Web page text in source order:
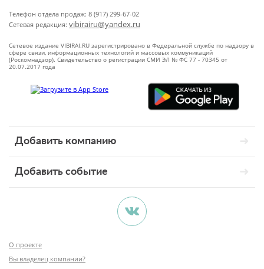
Телефон отдела продаж: 8 (917) 299-67-02
Сетевая редакция: vibirairu@yandex.ru
Сетевое издание VIBIRAI.RU зарегистрировано в Федеральной службе по надзору в
сфере связи, информационных технологий и массовых коммуникаций
(Роскомнадзор). Свидетельство о регистрации СМИ ЭЛ № ФС 77 - 70345 от
20.07.2017 года
Добавить компанию
Добавить событие
О проекте
Вы владелец компании?